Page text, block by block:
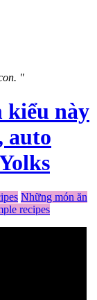
"
kiểu này
auto
Những món ăn
recipes